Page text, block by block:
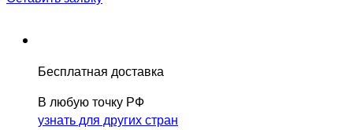
Бесплатная доставка
В любую точку РФ
узнать для других стран